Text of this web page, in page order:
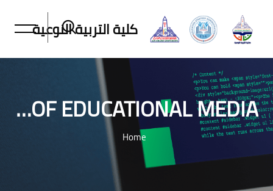
كلية التربية النوعية
DEPARTMENT OF EDUCATIONAL MEDIA
Home